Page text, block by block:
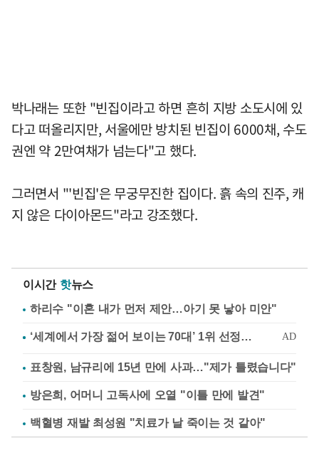
박나래는 또한 "빈집이라고 하면 흔히 지방 소도시에 있
다고 떠올리지만, 서울에만 방치된 빈집이 6000채, 수도
권엔 약 2만여채가 넘는다"고 했다.
그러면서 "'빈집'은 무궁무진한 집이다. 흙 속의 진주, 캐
지 않은 다이아몬드"라고 강조했다.
이시간 핫뉴스
하리수 "이혼 내가 먼저 제안…아기 못 낳아 미안"
표창원, 남규리에 15년 만에 사과…"제가 틀렸습니다"
방은희, 어머니 고독사에 오열 "이틀 만에 발견"
백혈병 재발 최성원 "치료가 날 죽이는 것 같아"